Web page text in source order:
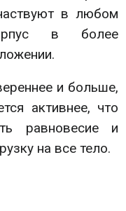
в любом
в более
и больше,
активнее, что
равновесие и
на все тело.